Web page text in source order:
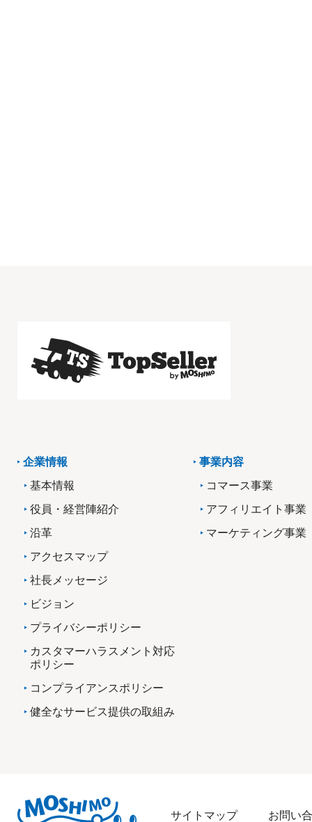
企業情報
基本情報
役員・経営陣紹介
沿革
アクセスマップ
社長メッセージ
ビジョン
プライバシーポリシー
カスタマーハラスメント対応
ポリシー
コンプライアンスポリシー
健全なサービス提供の取組み
事業内容
コマース事業
アフィリエイト事業
マーケティング事業
サイトマップ お問い